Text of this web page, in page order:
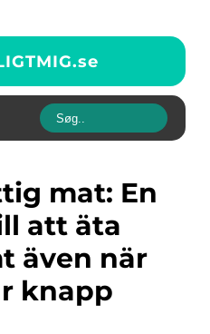
se
att äta
även när
knapp